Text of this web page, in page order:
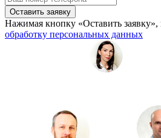
Оставить заявку
Нажимая кнопку «Оставить заявку»,
обработку персональных данных